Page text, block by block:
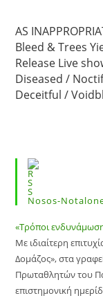
AS
Bleed & Trees
Release Live
Diseased /
Deceitful /
Nosos-
«Τρόποι
Με ιδιαίτερη
Δομάζος», στα
Πρωταθλητών του
επιστημονική